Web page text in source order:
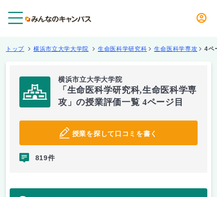
トップ 横浜市立大学大学院 生命医科学研究科 生命医科学専攻 4ペ
横浜市立大学大学院
「生命医科学研究科,生命医科学専
攻」の授業評価一覧 4ページ目
授業を探して口コミを書く
819件